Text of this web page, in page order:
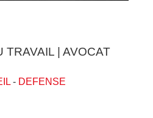
TRAVAIL | AVOCAT
- DEFENSE